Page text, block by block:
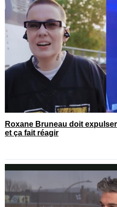
Roxane Bruneau doit
et ça fait réagir